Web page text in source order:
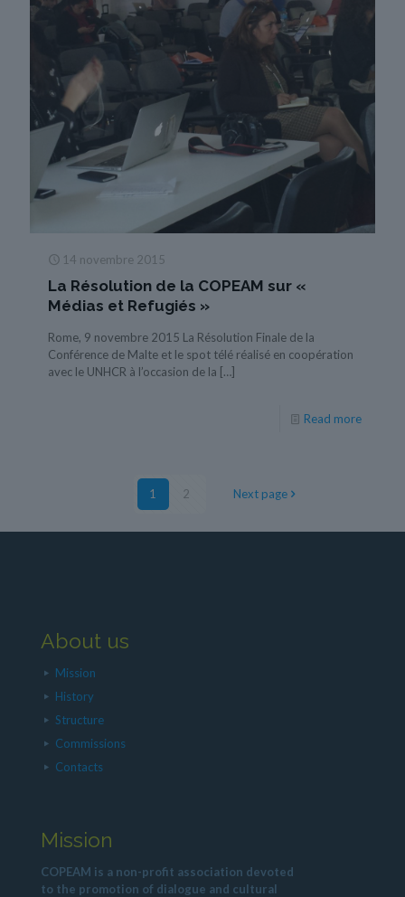
14 novembre 2015
La Résolution de la COPEAM sur «
Médias et Refugiés »
Rome, 9 novembre 2015 La Résolution Finale de la
Conférence de Malte et le spot télé réalisé en coopération
avec le UNHCR à l’occasion de la […]
Read more
1 2 Next page
About us
Mission
History
Structure
Commissions
Contacts
Mission
COPEAM is a non-profit association devoted
to the promotion of dialogue and cultural